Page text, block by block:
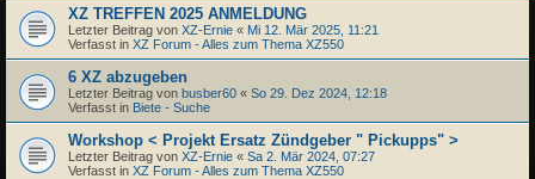
XZ TREFFEN 2025 ANMELDUNG
Letzter Beitrag von XZ-Ernie « Mi 12. Mär 2025, 11:21
Verfasst in XZ Forum - Alles zum Thema XZ550
6 XZ abzugeben
Letzter Beitrag von busber60 « So 29. Dez 2024, 12:18
Verfasst in Biete - Suche
Workshop < Projekt Ersatz Zündgeber " Pickupps" >
Letzter Beitrag von XZ-Ernie « Sa 2. Mär 2024, 07:27
Verfasst in XZ Forum - Alles zum Thema XZ550